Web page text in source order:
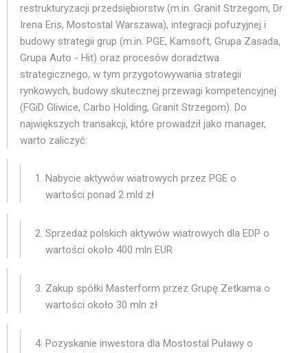
restrukturyzacji przedsiębiorstw (m.in. Granit Strzegom, Dr
Irena Eris, Mostostal Warszawa), integracji pofuzyjnej i
budowy strategii grup (m.in. PGE, Kamsoft, Grupa Zasada,
Grupa Auto - Hit) oraz procesów doradztwa
strategicznego, w tym przygotowywania strategii
rynkowych, budowy skutecznej przewagi kompetencyjnej
(FGiD Gliwice, Carbo Holding, Granit Strzegom). Do
największych transakcji, które prowadził jako manager,
warto zaliczyć:
Nabycie aktywów wiatrowych przez PGE o
wartości ponad 2 mld zł
Sprzedaż polskich aktywów wiatrowych dla EDP o
wartości około 400 mln EUR
Zakup spółki Masterform przez Grupę Zetkama o
wartości około 30 mln zł
Pozyskanie inwestora dla Mostostal Puławy o